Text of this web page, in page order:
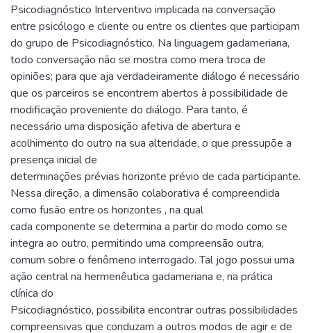
Psicodiagnóstico Interventivo implicada na conversação
entre psicólogo e cliente ou entre os clientes que participam
do grupo de Psicodiagnóstico. Na linguagem gadameriana,
todo conversação não se mostra como mera troca de
opiniões; para que aja verdadeiramente diálogo é necessário
que os parceiros se encontrem abertos à possibilidade de
modificação proveniente do diálogo. Para tanto, é
necessário uma disposição afetiva de abertura e
acolhimento do outro na sua alteridade, o que pressupõe a
presença inicial de
determinações prévias horizonte prévio de cada participante.
Nessa direção, a dimensão colaborativa é compreendida
como fusão entre os horizontes , na qual
cada componente se determina a partir do modo como se
integra ao outro, permitindo uma compreensão outra,
comum sobre o fenômeno interrogado. Tal jogo possui uma
ação central na hermenêutica gadameriana e, na prática
clínica do
Psicodiagnóstico, possibilita encontrar outras possibilidades
compreensivas que conduzam a outros modos de agir e de